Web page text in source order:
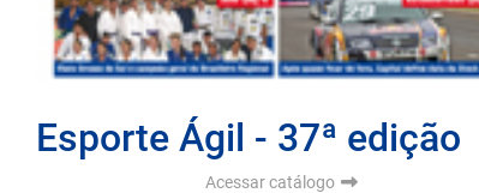
Esporte Ágil - 37ª edição
Acessar catálogo